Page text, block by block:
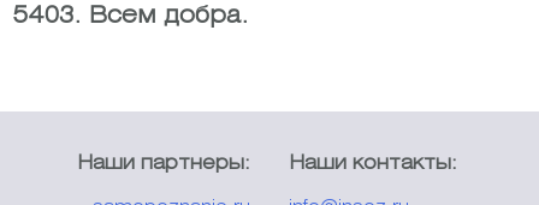
5403. Всем добра.
Наши партнеры: Наши контакты: